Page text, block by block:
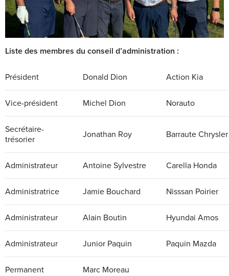
Liste des membres du conseil d’administration :
Président Donald Dion Action Kia
Vice-président Michel Dion Norauto
Secrétaire-
trésorier
Jonathan Roy Barraute Chrysler
Administrateur Antoine Sylvestre Carella Honda
Administratrice Jamie Bouchard Nisssan Poirier
Administrateur Alain Boutin Hyundai Amos
Administrateur Junior Paquin Paquin Mazda
Permanent Marc Moreau